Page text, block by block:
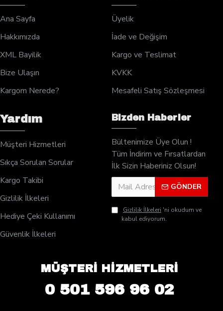
Ana Sayfa
Hakkımızda
XML Bayilik
Bize Ulaşın
Kargom Nerede?
Üyelik
İade ve Değişim
Kargo ve Teslimat
KVKK
Mesafeli Satış Sözleşmesi
Yardım
Müşteri Hizmetleri
Sıkça Sorulan Sorular
Kargo Takibi
Gizlilik İlkeleri
Hediye Çeki Kullanımı
Güvenlik İlkeleri
Bizden Haberler
Bültenimize Üye Olun !
Tüm İndirim ve Fırsatlardan
İlk Sizin Haberiniz Olsun!
GÖNDER
Gizlilik İlkeleri 'ni okudum ve
kabul ediyorum.
MÜŞTERİ HİZMETLERİ
0 501 596 96 02